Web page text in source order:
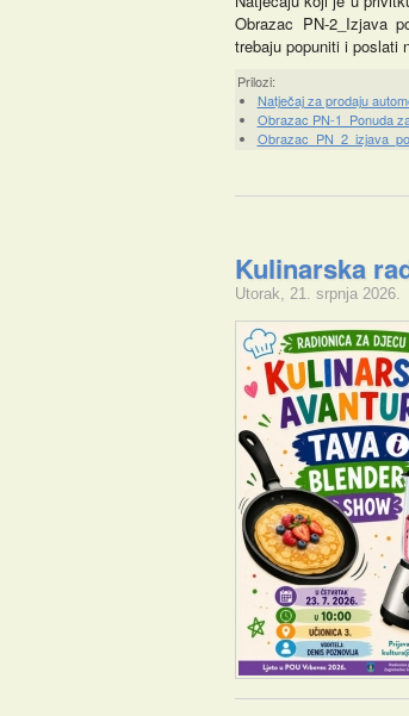
Obrazac PN-2_Izjava
trebaju popuniti i poslati
Prilozi:
Natječaj za prodaju
Obrazac PN-1_Ponuda
Kulinarska
Utorak, 21. srpnja 2026.